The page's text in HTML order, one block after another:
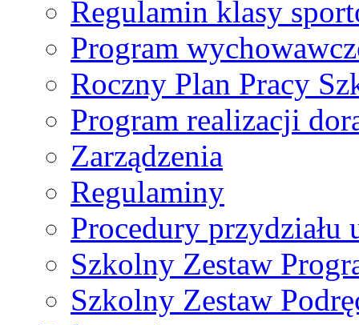
Regulamin klasy
Program
Roczny Plan Pracy
Program realizacji
Zarządzenia
Regulaminy
Procedury
Szkolny Zestaw
Szkolny Zestaw